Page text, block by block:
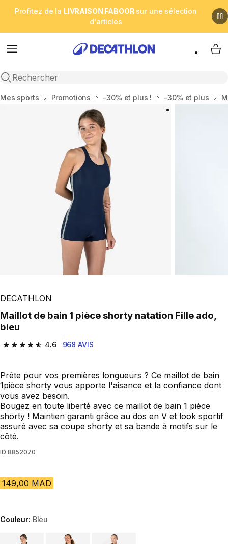
Profitez de la LIVRAISON FABOOR sur une sélection
d'articles
Menu
Open search
My
Accueil
Mes sports Promotions -30% et plus ! -30% et plus
DECATHLON
Maillot de bain 1 pièce shorty natation Fille ado,
bleu
4.6
4.6 out of 5 stars from 968 reviews
968 AVIS
Prête pour vos premières longueurs ? Ce maillot de bain
1pièce shorty vous apporte l'aisance et la confiance dont
vous avez besoin.
Bougez en toute liberté avec ce maillot de bain 1 pièce
shorty ! Maintien garanti grâce au dos en V et look sportif
assuré avec sa coupe shorty et sa bande à motifs sur le
côté.
ID 8852070
149,00 MAD
Couleur: Bleu
Choose a variant